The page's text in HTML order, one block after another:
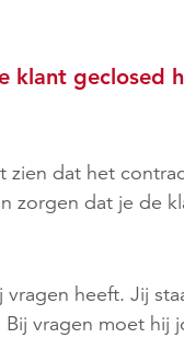
klant geclosed
dat het
zorgen dat je de
heeft. Jij
vragen moet hij